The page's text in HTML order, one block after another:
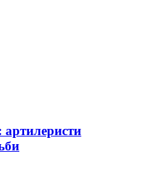
артилеристи